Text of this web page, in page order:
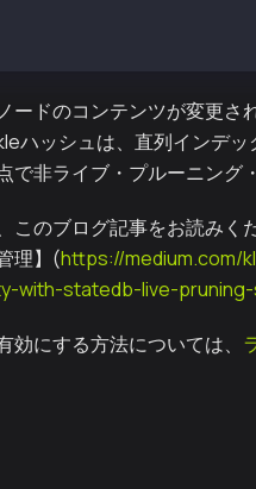
ードのコンテンツが変更
ハッシュは、直列インデ
で非ライブ・プルーニング
このブログ記事をお読み
理】(https://
with-statedb-live-
にする方法については、